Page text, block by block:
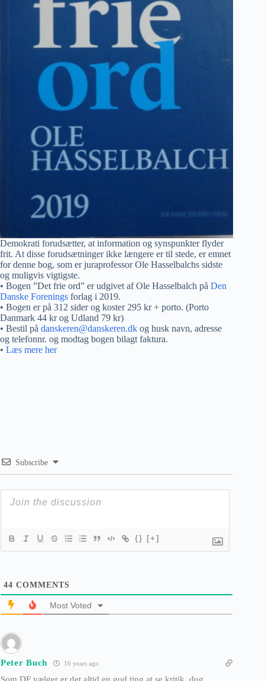
Demokrati forudsætter, at information og synspunkter flyder
frit. At disse forudsætninger ikke længere er til stede, er emnet
for denne bog, som er juraprofessor Ole Hasselbalchs sidste
og muligvis vigtigste.
• Bogen ”Det frie ord” er udgivet af Ole Hasselbalch på Den
Danske Forenings forlag i 2019.
• Bogen er på 312 sider og koster 295 kr + porto. (Porto
Danmark 44 kr og Udland 79 kr)
• Bestil på danskeren@danskeren.dk og husk navn, adresse
og telefonnr. og modtag bogen bilagt faktura.
• Læs mere her
Subscribe
{} [+]
44 COMMENTS
Most Voted
Peter Buch 16 years ago
Som DF vælger er det altid en god ting at se kritik, dog